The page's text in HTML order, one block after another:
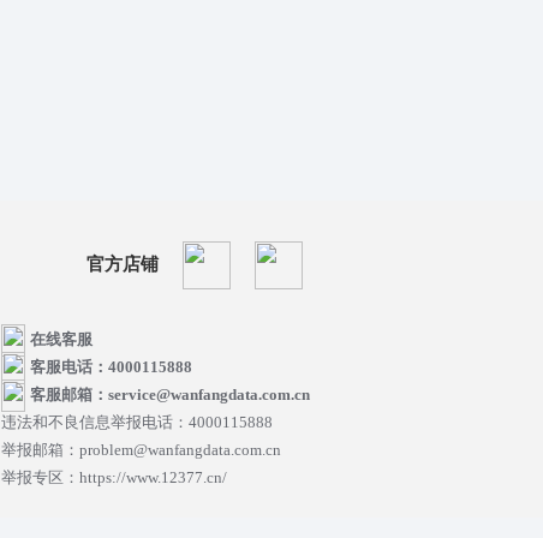
官方店铺
在线客服
客服电话：4000115888
客服邮箱：service@wanfangdata.com.cn
违法和不良信息举报电话：4000115888
举报邮箱：problem@wanfangdata.com.cn
举报专区：https://www.12377.cn/